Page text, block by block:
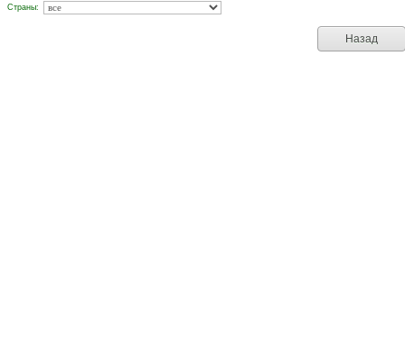
Страны:
Назад